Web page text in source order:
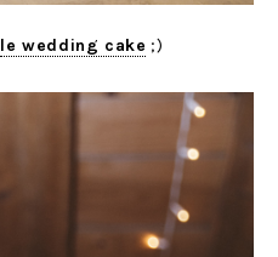
le wedding cake ;)